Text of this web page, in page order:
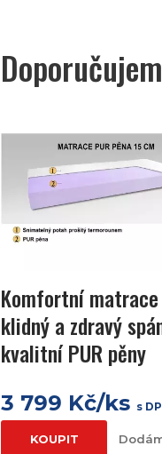
Komfortní
klidný a zdravý
kvalitní PUR pěny
3 799 Kč/ks s
KOUPIT